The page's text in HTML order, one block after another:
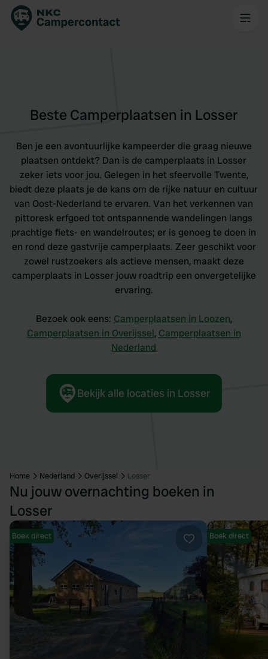
Beste Camperplaatsen in Losser
Ben je een avontuurlijke kampeerder die graag nieuwe
plaatsen ontdekt? Dan is de camperplaats in Losser
zeker iets voor jou. Gelegen in het sfeervolle Twente,
biedt deze plaats je de kans om de rijke natuur en cultuur
van Oost-Nederland te ervaren. Van het verkennen van
pittoresk erfgoed tot ontspannende wandelingen langs
prachtige fiets- en wandelroutes; er is genoeg te doen in
en rond deze gastvrije camperplaats. Zeer geschikt voor
zowel rustzoekers als actieve mensen, maakt deze
camperplaats in Losser jouw roadtrip een onvergetelijke
ervaring.
Bezoek ook eens: Camperplaatsen in Loozen,
Camperplaatsen in Overijssel, Camperplaatsen in
Nederland
Bekijk alle locaties in Losser
Home Nederland Overijssel Losser
Nu jouw overnachting boeken in
Losser
Favoriet
Boek direct Boek direct